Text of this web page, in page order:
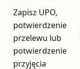
Zapisz UPO,
potwierdzenie
przelewu lub
potwierdzenie
przyjęcia